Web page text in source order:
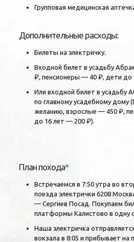
Групповая медицинская
Дополнительные расходы:
Билеты на электричку.
Входной билет в усадьбу
₽, пенсионеры — 40 ₽, дети до
Или входной билет в усадьбу
по главному усадебному дому
желанию, взрослые — 450 ₽,
до 16 лет — 200 ₽).
План похода*
Встречаемся в 7:50 утра во
поезда электрички 6208
— Сергиев Посад. Покупаем
платформы Калистово в одну
Наша электричка
вокзала в 8:05 и прибывает на